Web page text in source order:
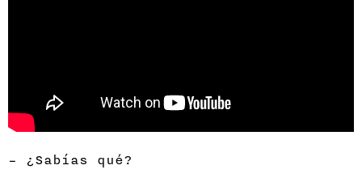
– ¿Sabías qué?